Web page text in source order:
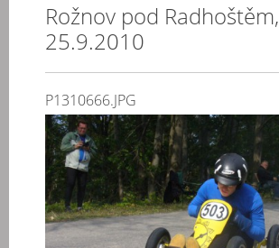
Rožnov pod Radhoštěm,
25.9.2010
P1310666.JPG